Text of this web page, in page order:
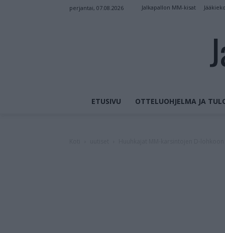
perjantai, 07.08.2026 Jalkapallon MM-kisat
ETUSIVU OTTELUOHJELMA JA